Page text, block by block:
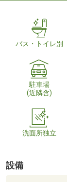
バス・トイレ別
駐車場
(近隣含)
洗面所独立
設備